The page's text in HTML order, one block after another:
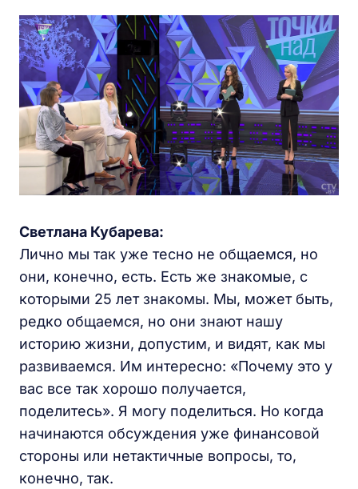
Светлана Кубарева:
Лично мы так уже тесно не общаемся, но
они, конечно, есть. Есть же знакомые, с
которыми 25 лет знакомы. Мы, может быть,
редко общаемся, но они знают нашу
историю жизни, допустим, и видят, как мы
развиваемся. Им интересно: «Почему это у
вас все так хорошо получается,
поделитесь». Я могу поделиться. Но когда
начинаются обсуждения уже финансовой
стороны или нетактичные вопросы, то,
конечно, так.